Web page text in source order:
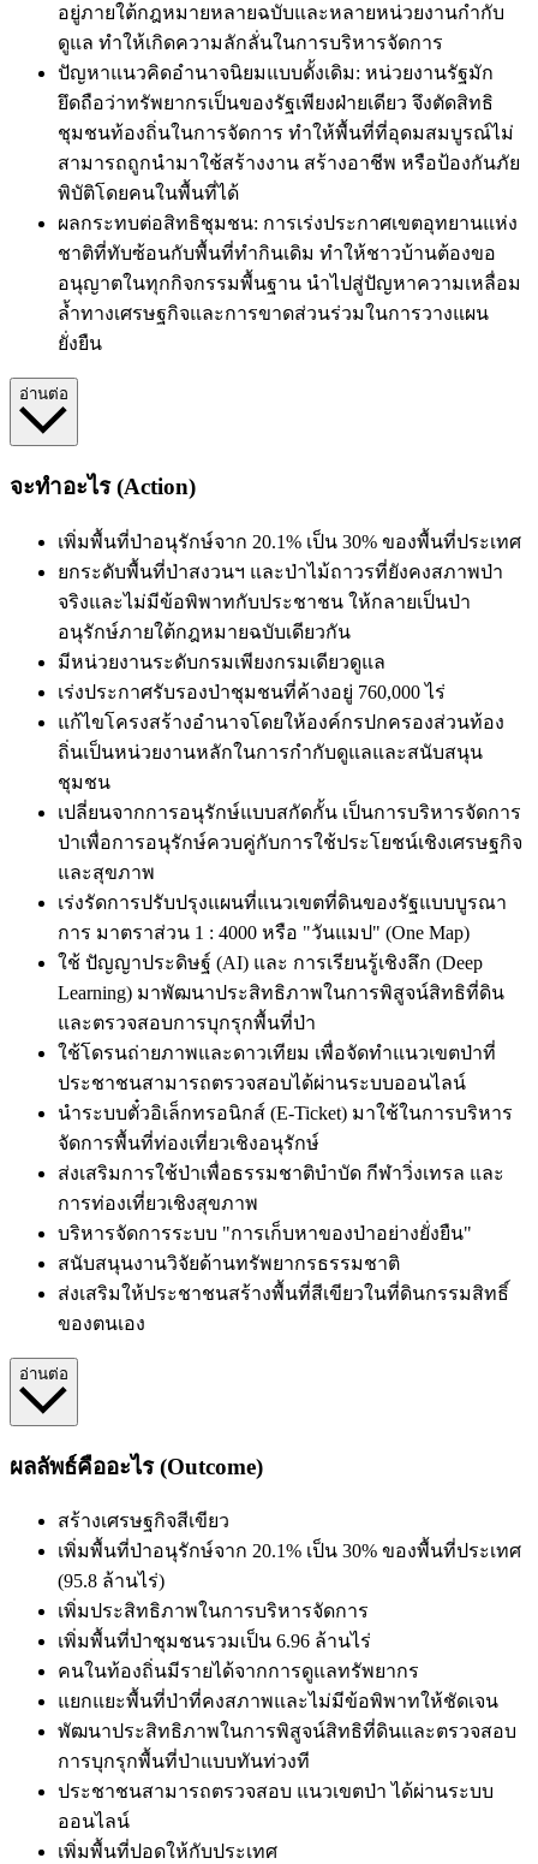
อยู่ภายใต้กฎหมายหลายฉบับและหลายหน่วยงานกำกับ
ดูแล ทำให้เกิดความลักลั่นในการบริหารจัดการ
ปัญหาแนวคิดอำนาจนิยมแบบดั้งเดิม: หน่วยงานรัฐมัก
ยึดถือว่าทรัพยากรเป็นของรัฐเพียงฝ่ายเดียว จึงตัดสิทธิ
ชุมชนท้องถิ่นในการจัดการ ทำให้พื้นที่ที่อุดมสมบูรณ์ไม่
สามารถถูกนำมาใช้สร้างงาน สร้างอาชีพ หรือป้องกันภัย
พิบัติโดยคนในพื้นที่ได้
ผลกระทบต่อสิทธิชุมชน: การเร่งประกาศเขตอุทยานแห่ง
ชาติที่ทับซ้อนกับพื้นที่ทำกินเดิม ทำให้ชาวบ้านต้องขอ
อนุญาตในทุกกิจกรรมพื้นฐาน นำไปสู่ปัญหาความเหลื่อม
ล้ำทางเศรษฐกิจและการขาดส่วนร่วมในการวางแผน
ยั่งยืน
อ่านต่อ
จะทำอะไร (Action)
เพิ่มพื้นที่ป่าอนุรักษ์จาก 20.1% เป็น 30% ของพื้นที่ประเทศ
ยกระดับพื้นที่ป่าสงวนฯ และป่าไม้ถาวรที่ยังคงสภาพป่า
จริงและไม่มีข้อพิพาทกับประชาชน ให้กลายเป็นป่า
อนุรักษ์ภายใต้กฎหมายฉบับเดียวกัน
มีหน่วยงานระดับกรมเพียงกรมเดียวดูแล
เร่งประกาศรับรองป่าชุมชนที่ค้างอยู่ 760,000 ไร่
แก้ไขโครงสร้างอำนาจโดยให้องค์กรปกครองส่วนท้อง
ถิ่นเป็นหน่วยงานหลักในการกำกับดูแลและสนับสนุน
ชุมชน
เปลี่ยนจากการอนุรักษ์แบบสกัดกั้น เป็นการบริหารจัดการ
ป่าเพื่อการอนุรักษ์ควบคู่กับการใช้ประโยชน์เชิงเศรษฐกิจ
และสุขภาพ
เร่งรัดการปรับปรุงแผนที่แนวเขตที่ดินของรัฐแบบบูรณา
การ มาตราส่วน 1 : 4000 หรือ "วันแมป" (One Map)
ใช้ ปัญญาประดิษฐ์ (AI) และ การเรียนรู้เชิงลึก (Deep
Learning) มาพัฒนาประสิทธิภาพในการพิสูจน์สิทธิที่ดิน
และตรวจสอบการบุกรุกพื้นที่ป่า
ใช้โดรนถ่ายภาพและดาวเทียม เพื่อจัดทำแนวเขตป่าที่
ประชาชนสามารถตรวจสอบได้ผ่านระบบออนไลน์
นำระบบตั๋วอิเล็กทรอนิกส์ (E-Ticket) มาใช้ในการบริหาร
จัดการพื้นที่ท่องเที่ยวเชิงอนุรักษ์
ส่งเสริมการใช้ป่าเพื่อธรรมชาติบำบัด กีฬาวิ่งเทรล และ
การท่องเที่ยวเชิงสุขภาพ
บริหารจัดการระบบ "การเก็บหาของป่าอย่างยั่งยืน"
สนับสนุนงานวิจัยด้านทรัพยากรธรรมชาติ
ส่งเสริมให้ประชาชนสร้างพื้นที่สีเขียวในที่ดินกรรมสิทธิ์
ของตนเอง
อ่านต่อ
ผลลัพธ์คืออะไร (Outcome)
สร้างเศรษฐกิจสีเขียว
เพิ่มพื้นที่ป่าอนุรักษ์จาก 20.1% เป็น 30% ของพื้นที่ประเทศ
(95.8 ล้านไร่)
เพิ่มประสิทธิภาพในการบริหารจัดการ
เพิ่มพื้นที่ป่าชุมชนรวมเป็น 6.96 ล้านไร่
คนในท้องถิ่นมีรายได้จากการดูแลทรัพยากร
แยกแยะพื้นที่ป่าที่คงสภาพและไม่มีข้อพิพาทให้ชัดเจน
พัฒนาประสิทธิภาพในการพิสูจน์สิทธิที่ดินและตรวจสอบ
การบุกรุกพื้นที่ป่าแบบทันท่วงที
ประชาชนสามารถตรวจสอบ แนวเขตป่า ได้ผ่านระบบ
ออนไลน์
เพิ่มพื้นที่ปอดให้กับประเทศ